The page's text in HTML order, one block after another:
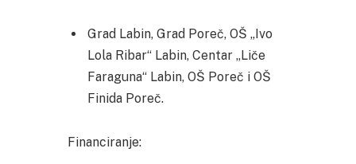
Grad Labin, Grad Poreč, OŠ „Ivo
Lola Ribar“ Labin, Centar „Liče
Faraguna“ Labin, OŠ Poreč i OŠ
Finida Poreč.
Financiranje: